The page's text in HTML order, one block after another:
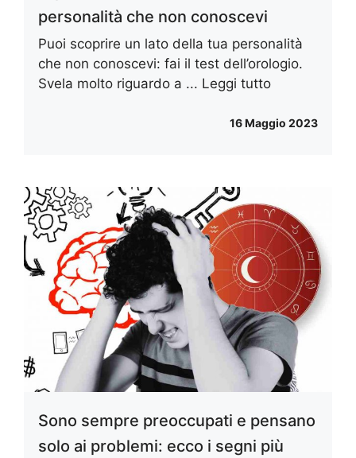
personalità che non conoscevi
Puoi scoprire un lato della tua personalità
che non conoscevi: fai il test dell’orologio.
Svela molto riguardo a ... Leggi tutto
16 Maggio 2023
Sono sempre preoccupati e pensano
solo ai problemi: ecco i segni più